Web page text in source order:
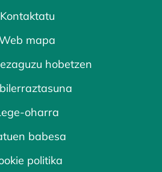
Kontaktatu
mapa
hobetzen
oharra
babesa
politika